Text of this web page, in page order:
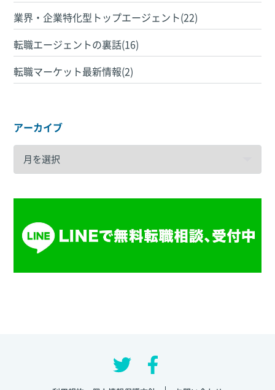
業界・企業特化型トップエージェント(22)
転職エージェントの裏話(16)
転職マーケット最新情報(2)
アーカイブ